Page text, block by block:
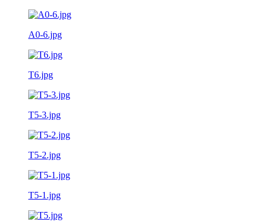
A0-6.jpg
T6.jpg
T5-3.jpg
T5-2.jpg
T5-1.jpg